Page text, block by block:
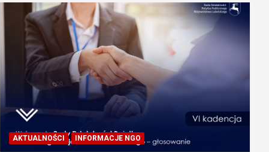
AKTUALNOŚCI INFORMACJE NGO